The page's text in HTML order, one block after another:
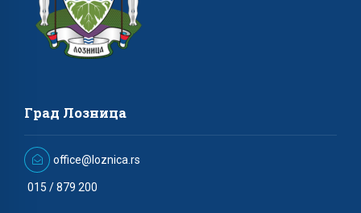
Град Лозница
office@loznica.rs
015 / 879 200